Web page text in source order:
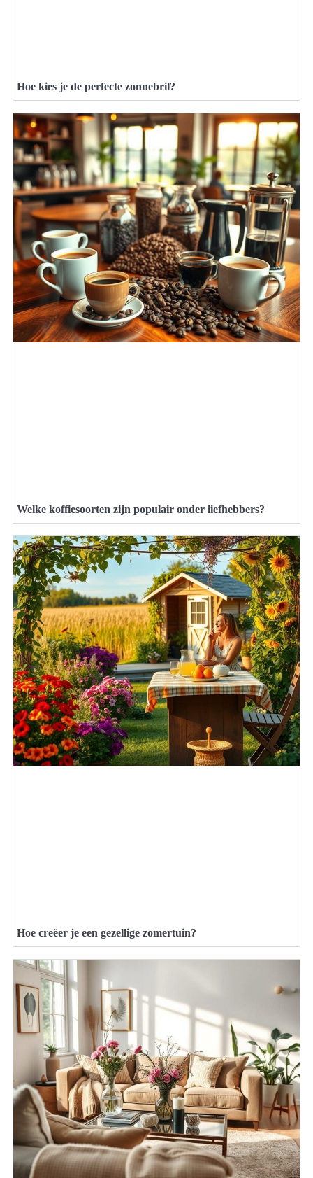
Hoe kies je de perfecte zonnebril?
Welke koffiesoorten zijn populair onder liefhebbers?
Hoe creëer je een gezellige zomertuin?